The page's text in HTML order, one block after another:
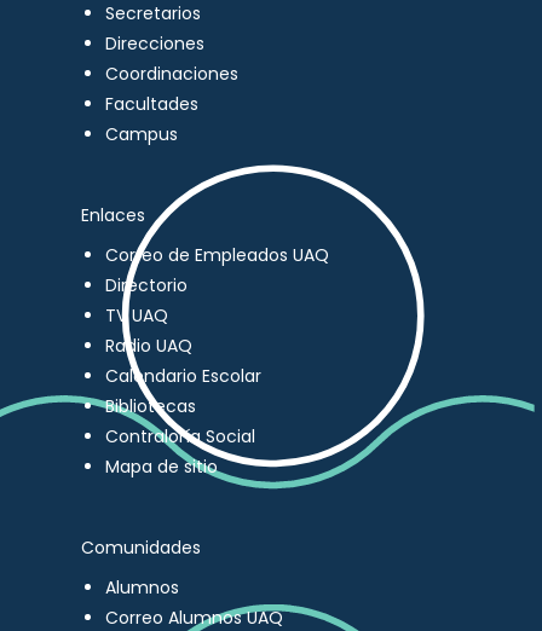
Secretarios
Direcciones
Coordinaciones
Facultades
Campus
Enlaces
Correo de Empleados UAQ
Directorio
TV UAQ
Radio UAQ
Calendario Escolar
Bibliotecas
Contraloría Social
Mapa de sitio
Comunidades
Alumnos
Correo Alumnos UAQ